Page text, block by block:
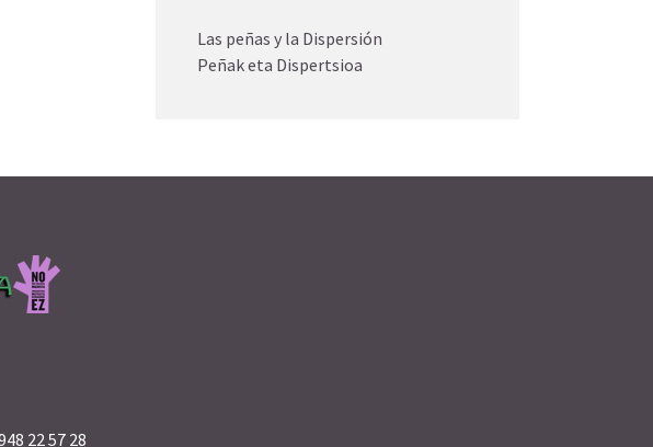
Las peñas y la Dispersión
Peñak eta Dispertsioa
22 57 28